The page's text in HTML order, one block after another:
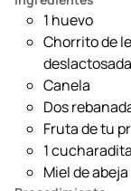
Foto: Pinterest
Ingredientes
1 huevo
Chorrito de
deslactosada
Canela